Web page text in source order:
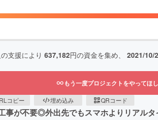
支援により 637,182円の資金を集め、 2021/10/
もう一度プロジェクトをやってほ
コピー 埋め込み QRコード
が不要◎外出先でもスマホよりリアル